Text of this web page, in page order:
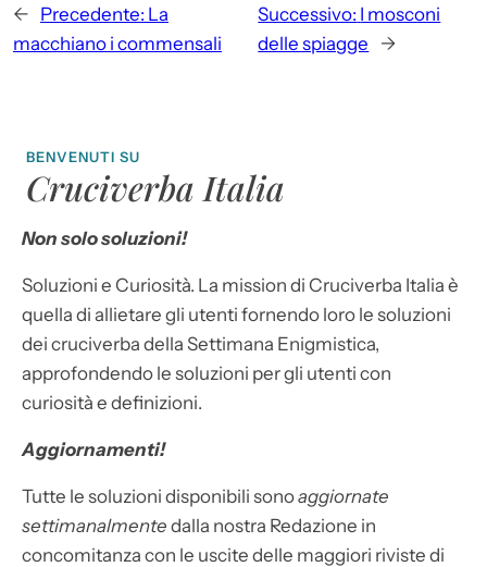
← Precedente: La
macchiano i commensali
Successivo: I mosconi
delle spiagge
→
BENVENUTI SU
Cruciverba Italia
Non solo soluzioni!
Soluzioni e Curiosità. La mission di Cruciverba Italia è
quella di allietare gli utenti fornendo loro le soluzioni
dei cruciverba della Settimana Enigmistica,
approfondendo le soluzioni per gli utenti con
curiosità e definizioni.
Aggiornamenti!
Tutte le soluzioni disponibili sonoaggiornate
settimanalmente dalla nostra Redazione in
concomitanza con le uscite delle maggiori riviste di